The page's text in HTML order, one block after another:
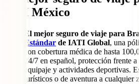
IATI México
El mejor seguro de viaje para
Estándar de IATI Global, una
con cobertura médica de hasta
24/7 en español, protección frente
equipaje y actividades deportivas.
turísticos o de aventura a cualquier